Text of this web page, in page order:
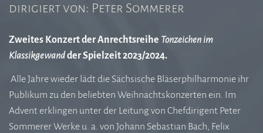
dirigiert von: Peter Sommerer
Zweites Konzert der Anrechtsreihe Tonzeichen im
Klassikgewandder Spielzeit 2023/2024.
Alle Jahre wieder lädt die Sächsische Bläserphilharmonie ihr
Publikum zu den beliebten Weihnachtskonzerten ein. Im
Advent erklingen unter der Leitung von Chefdirigent Peter
Sommerer Werke u. a. von Johann Sebastian Bach, Felix